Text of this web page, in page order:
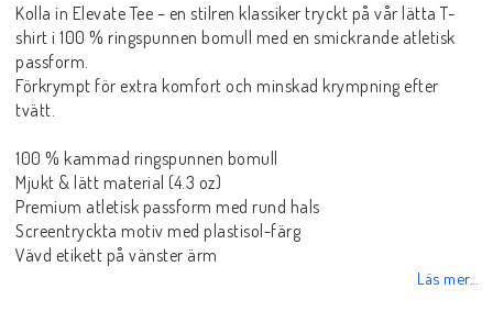
Kolla in Elevate Tee – en stilren klassiker tryckt på vår lätta T-
shirt i 100 % ringspunnen bomull med en smickrande atletisk
passform.
Förkrympt för extra komfort och minskad krympning efter
tvätt.
100 % kammad ringspunnen bomull
Mjukt & lätt material (4.3 oz)
Premium atletisk passform med rund hals
Screentryckta motiv med plastisol-färg
Vävd etikett på vänster ärm
Läs mer...